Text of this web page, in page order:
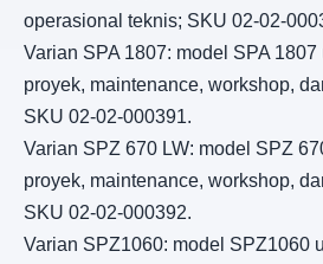
operasional teknis; SKU 02-02-
Varian SPA 1807: model SPA
proyek, maintenance, workshop,
SKU 02-02-000391.
Varian SPZ 670 LW: model SPZ
proyek, maintenance, workshop,
SKU 02-02-000392.
Varian SPZ1060: model SPZ1060